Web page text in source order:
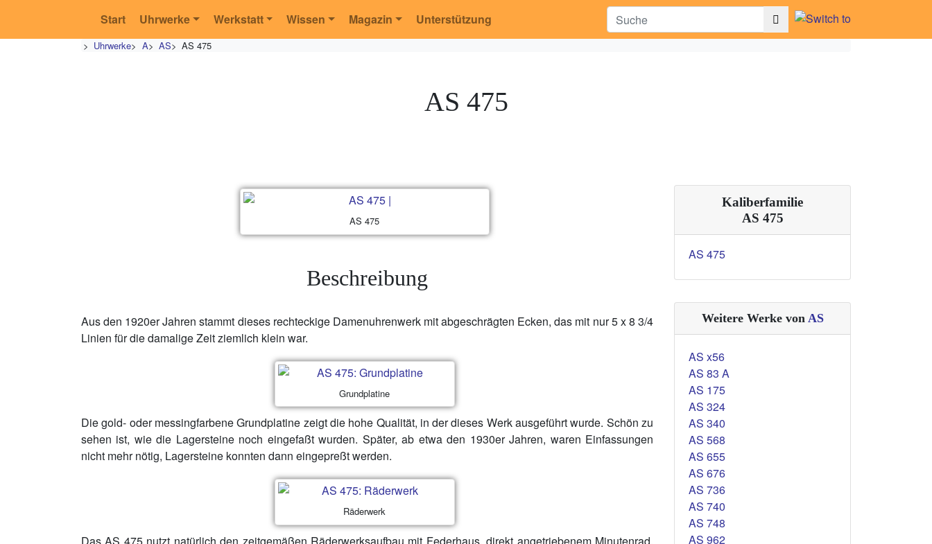
Start Uhrwerke Werkstatt Wissen Magazin Unterstützung
> Uhrwerke> A> AS> AS 475
AS 475
AS 475
Beschreibung
Aus den 1920er Jahren stammt dieses rechteckige Damenuhrenwerk mit abgeschrägten Ecken, das mit nur 5 x 8 3/4
Linien für die damalige Zeit ziemlich klein war.
Grundplatine
Die gold- oder messingfarbene Grundplatine zeigt die hohe Qualität, in der dieses Werk ausgeführt wurde. Schön zu
sehen ist, wie die Lagersteine noch eingefaßt wurden. Später, ab etwa den 1930er Jahren, waren Einfassungen
nicht mehr nötig, Lagersteine konnten dann eingepreßt werden.
Räderwerk
Das AS 475 nutzt natürlich den zeitgemäßen Räderwerksaufbau mit Federhaus, direkt angetriebenem Minutenrad,
Kaliberfamilie
AS 475
AS 475
Weitere Werke von AS
AS x56
AS 83 A
AS 175
AS 324
AS 340
AS 568
AS 655
AS 676
AS 736
AS 740
AS 748
AS 962